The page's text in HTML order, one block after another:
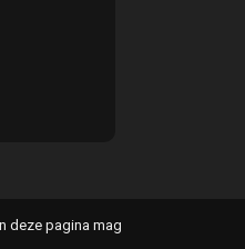
deze pagina mag